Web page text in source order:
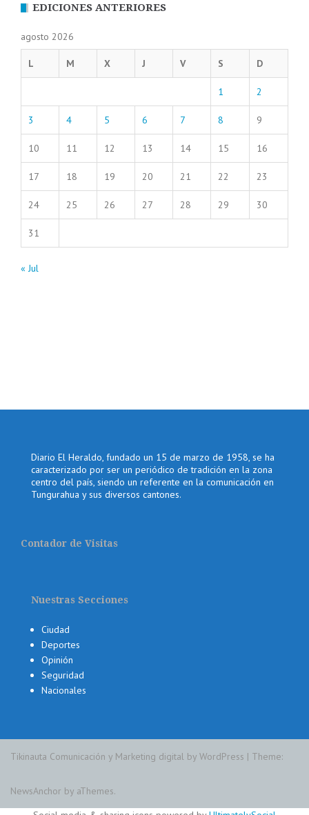
EDICIONES ANTERIORES
agosto 2026
L M X J V S D
1 2
3 4 5 6 7 8 9
10 11 12 13 14 15 16
17 18 19 20 21 22 23
24 25 26 27 28 29 30
31
« Jul
Diario El Heraldo, fundado un 15 de marzo de 1958, se ha
caracterizado por ser un periódico de tradición en la zona
centro del país, siendo un referente en la comunicación en
Tungurahua y sus diversos cantones.
Contador de Visitas
Nuestras Secciones
Ciudad
Deportes
Opinión
Seguridad
Nacionales
Tikinauta Comunicación y Marketing digital by WordPress | Theme:
NewsAnchor by aThemes.